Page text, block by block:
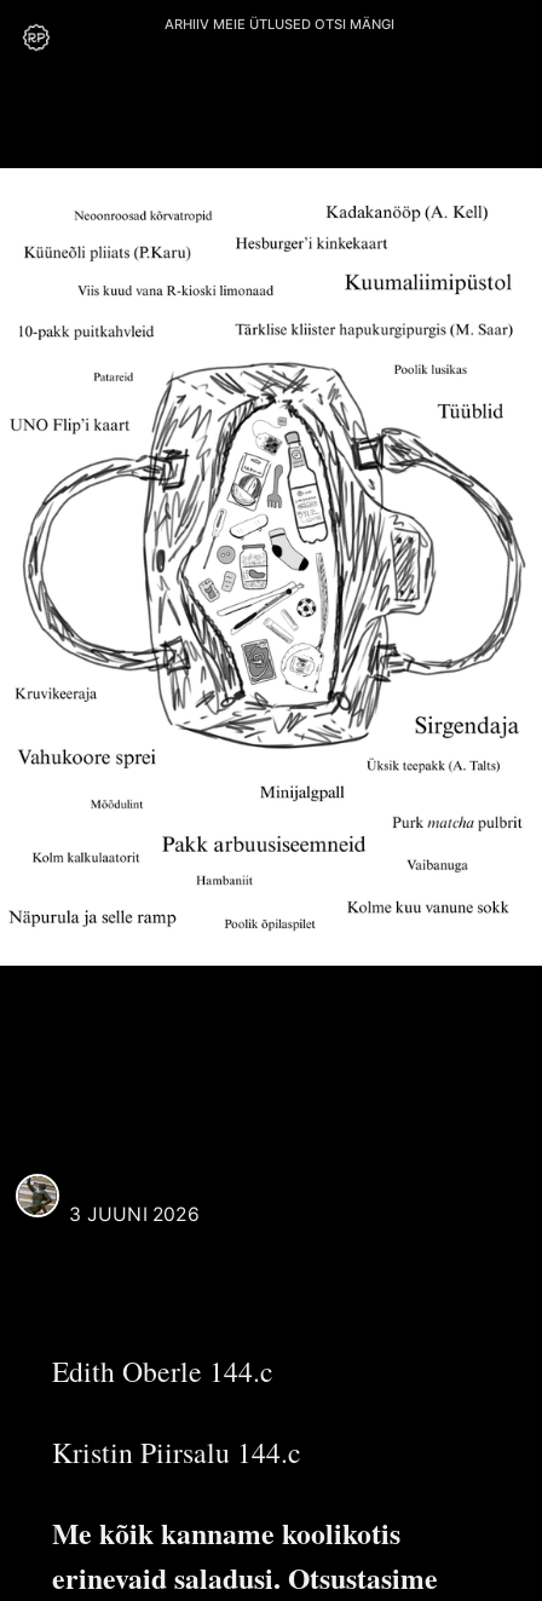
ARHIIV MEIE ÜTLUSED OTSI MÄNGI
3 JUUNI 2026
Edith Oberle 144.c
Kristin Piirsalu 144.c
Me kõik kanname koolikotis
erinevaid saladusi. Otsustasime